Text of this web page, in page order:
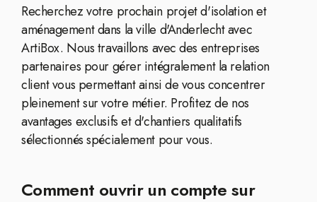
Recherchez votre prochain projet d'isolation et
aménagement dans la ville d'Anderlecht avec
ArtiBox. Nous travaillons avec des entreprises
partenaires pour gérer intégralement la relation
client vous permettant ainsi de vous concentrer
pleinement sur votre métier. Profitez de nos
avantages exclusifs et d'chantiers qualitatifs
sélectionnés spécialement pour vous.
Comment ouvrir un compte sur